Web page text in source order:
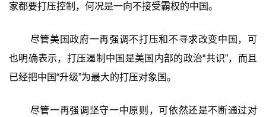
家都要打压控制，何况是一向不接受霸权的中国。
尽管美国政府一再强调不打压和不寻求改变中国，可
也明确表示，打压遏制中国是美国内部的政治“共识”，而且
已经把中国“升级”为最大的打压对象国。
尽管一再强调坚守一中原则，可依然还是不断通过对